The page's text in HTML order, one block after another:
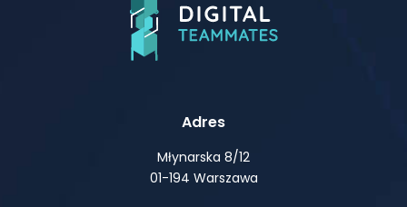
Adres
Młynarska 8/12
01-194 Warszawa